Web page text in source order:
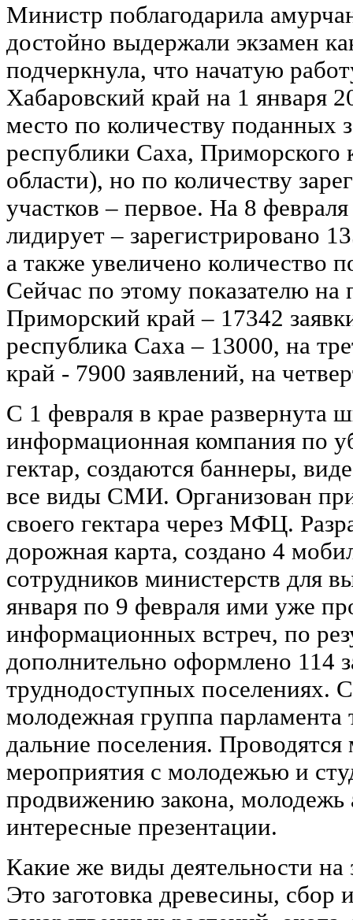
Министр поблагодарила
достойно выдержали экзамен
подчеркнула, что начатую
Хабаровский край на 1 января
место по количеству поданных
республики Саха, Приморского
области), но по количеству
участков – первое. На 8
лидирует – зарегистрировано
а также увеличено количество
Сейчас по этому показателю на
Приморский край – 17342
республика Саха – 13000, на
край - 7900 заявлений, на
С 1 февраля в крае развернута
информационная компания по
гектар, создаются баннеры,
все виды СМИ. Организован
своего гектара через МФЦ.
дорожная карта, создано 4
сотрудников министерств для
января по 9 февраля ими уже
информационных встреч, по
дополнительно оформлено 114
труднодоступных поселениях.
молодежная группа парламента
дальние поселения.
мероприятия с молодежью и
продвижению закона, молодежь
интересные презентации.
Какие же виды деятельности
Это заготовка древесины, сбор